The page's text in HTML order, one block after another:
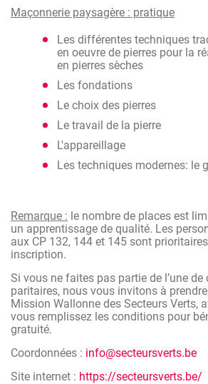
Maçonnerie paysagère : pratique
Les différentes techniques
en oeuvre de pierres pour la
en pierres sèches
Les fondations
Le choix des pierres
Le travail de la pierre
L'appareillage
Les techniques modernes: le
Remarque : le nombre de places est
un apprentissage de qualité. Les
aux CP 132, 144 et 145 sont
inscription.
Si vous ne faites pas partie de l’une
paritaires, nous vous invitons à
Mission Wallonne des Secteurs Verts,
vous remplissez les conditions pour
gratuité.
Coordonnées : info@secteursverts.be
Site internet : https://secteursverts.be/